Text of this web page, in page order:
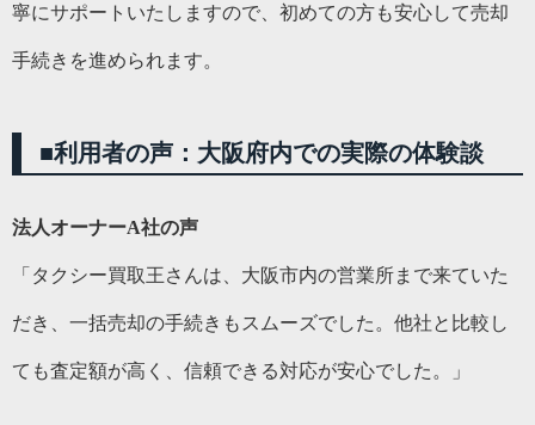
寧にサポートいたしますので、初めての方も安心して売却
手続きを進められます。
■利用者の声：大阪府内での実際の体験談
法人オーナーA社の声
「タクシー買取王さんは、大阪市内の営業所まで来ていた
だき、一括売却の手続きもスムーズでした。他社と比較し
ても査定額が高く、信頼できる対応が安心でした。」